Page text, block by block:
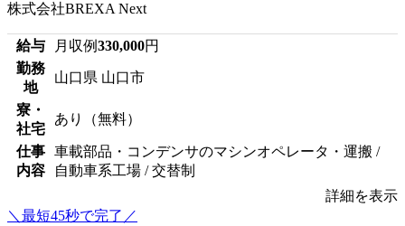
株式会社BREXA Next
給与 月収例330,000円
勤務
地
山口県 山口市
寮・
社宅
あり（無料）
仕事
内容
車載部品・コンデンサのマシンオペレータ・運搬 /
自動車系工場 / 交替制
詳細を表示
＼最短45秒で完了／